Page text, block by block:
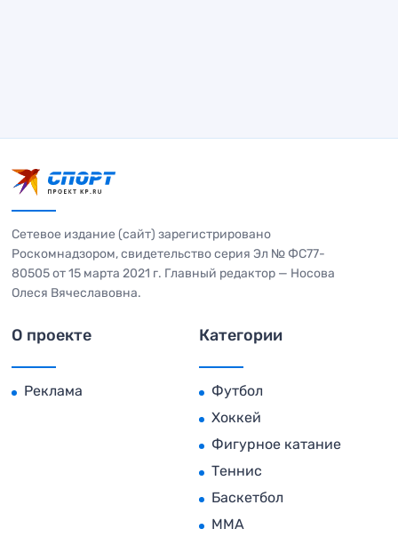
Сетевое издание (сайт) зарегистрировано
Роскомнадзором, свидетельство серия Эл № ФС77-
80505 от 15 марта 2021 г. Главный редактор — Носова
Олеся Вячеславовна.
О проекте
Реклама
Категории
Футбол
Хоккей
Фигурное катание
Теннис
Баскетбол
MMA